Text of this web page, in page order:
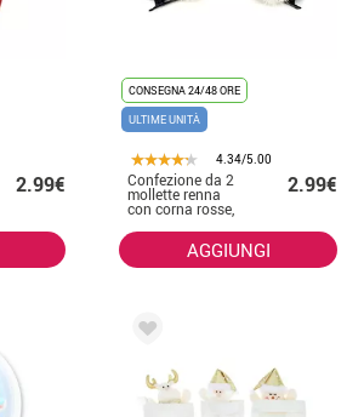
2.99€
CONSEGNA 24/48 ORE
ULTIME UNITÀ
4.34/5.00
Confezione da 2
mollette renna
con corna rosse,
2.99€
AGGIUNGI